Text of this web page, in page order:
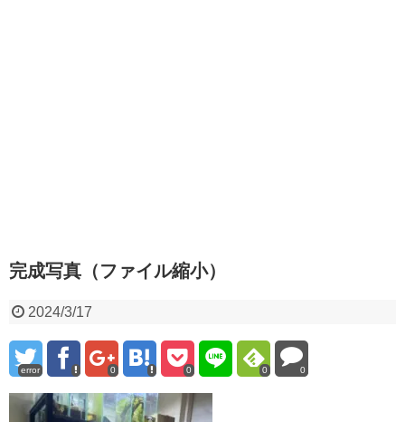
完成写真（ファイル縮小）
2024/3/17
error 0 0 0 0